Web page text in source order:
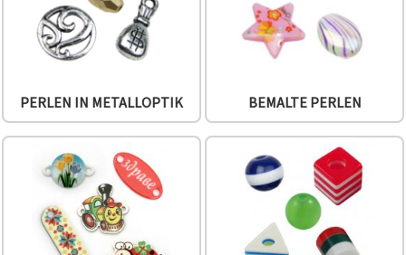
PERLEN IN METALLOPTIK BEMALTE PERLEN